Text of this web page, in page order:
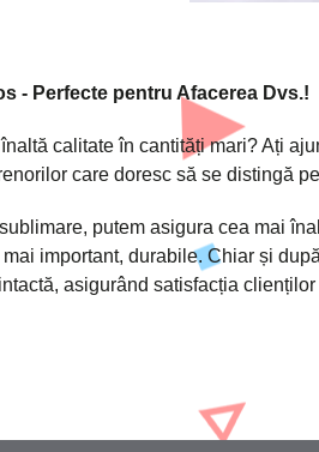
- Perfecte pentru Afacerea Dvs.!
calitate în cantități mari? Ați
care doresc să se distingă
putem asigura cea mai
important, durabile. Chiar și
asigurând satisfacția clienților